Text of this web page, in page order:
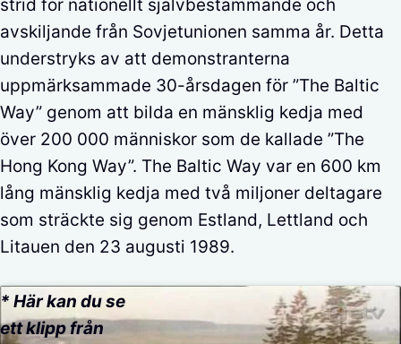
strid för nationellt självbestämmande och
avskiljande från Sovjetunionen samma år. Detta
understryks av att demonstranterna
uppmärksammade 30-årsdagen för ”The Baltic
Way” genom att bilda en mänsklig kedja med
över 200 000 människor som de kallade ”The
Hong Kong Way”. The Baltic Way var en 600 km
lång mänsklig kedja med två miljoner deltagare
som sträckte sig genom Estland, Lettland och
Litauen den 23 augusti 1989.
* Här kan du se
ett klipp från